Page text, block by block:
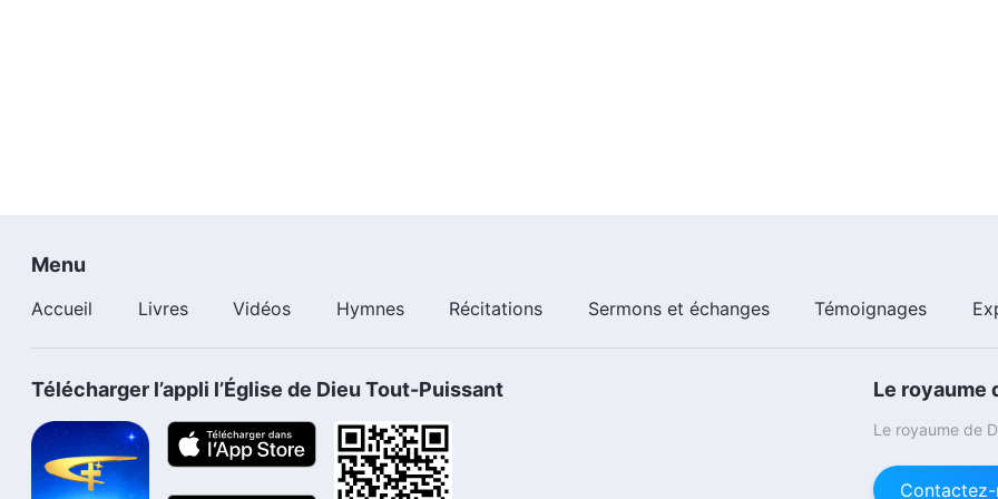
Menu
Accueil Livres Vidéos Hymnes Récitations Sermons et échanges Témoignages
Télécharger l’appli l’Église de Dieu Tout-Puissant Le royaume
Le royaume de